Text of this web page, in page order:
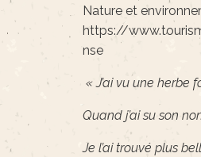
Nature et
https://
nse
« J’ai vu une herbe
Quand j’ai su son
Je l’ai trouvé plus